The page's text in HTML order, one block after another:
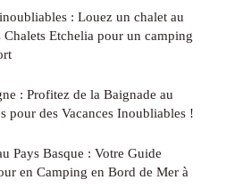
: Louez un chalet au
Chalets Etchelia pour un camping
: Profitez de la Baignade au
pour des Vacances Inoubliables !
Pays Basque : Votre Guide
en Camping en Bord de Mer à